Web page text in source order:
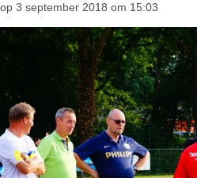
3 september 2018 om 15:03